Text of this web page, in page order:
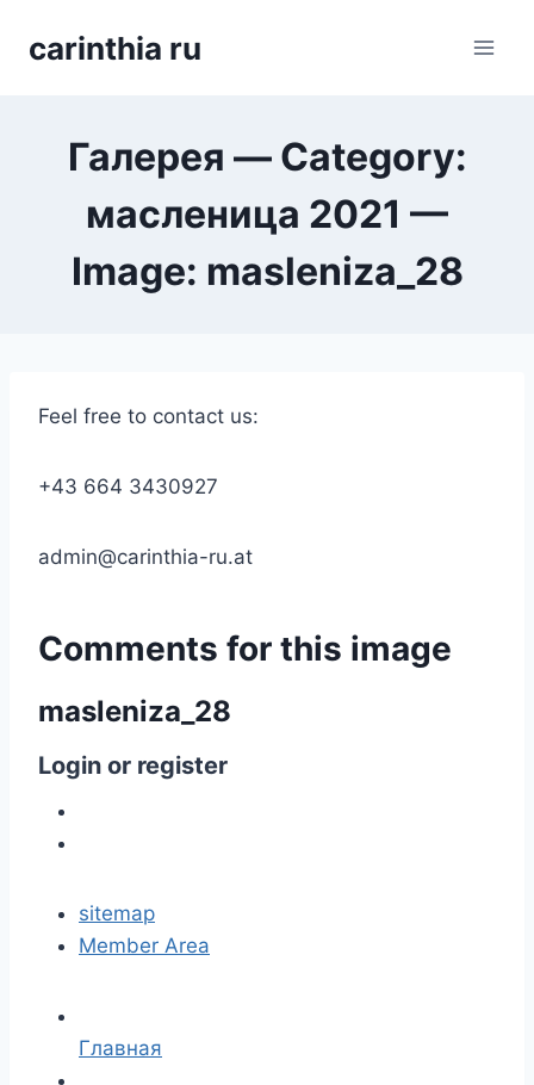
carinthia ru
Галерея — Category:
масленица 2021 —
Image: masleniza_28
Feel free to contact us:
+43 664 3430927
admin@carinthia-ru.at
Comments for this image
masleniza_28
Login or register
sitemap
Member Area
Главная